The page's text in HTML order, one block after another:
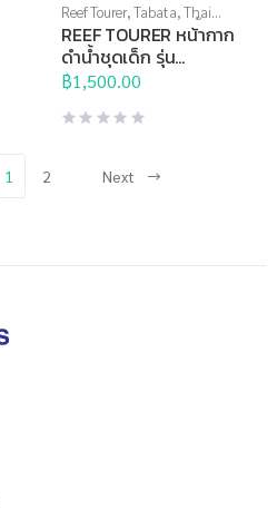
Reef Tourer,Tabata,Thai
Sports Brand,กีฬาทางน้ำ,
หน้ากากดำน้ำ,อุปกรณ์ดำน้ำ
REEF TOURER หน้ากาก
ดำน้ำชุดเด็ก รุ่น
RC0205
฿1,500.00
1 2 Next